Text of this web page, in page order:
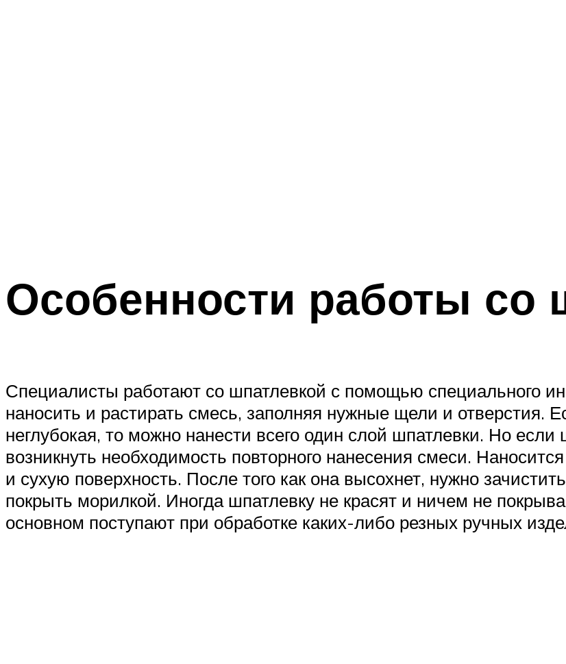
Особенности работы со
Специалисты работают со шпатлевкой с помощью специального
наносить и растирать смесь, заполняя нужные щели и отверстия.
неглубокая, то можно нанести всего один слой шпатлевки. Но
возникнуть необходимость повторного нанесения смеси.
и сухую поверхность. После того как она высохнет, нужно
покрыть морилкой. Иногда шпатлевку не красят и ничем не
основном поступают при обработке каких-либо резных ручных